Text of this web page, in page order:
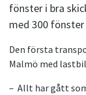
fönster i bra
med 300
Den första
Malmö med
– Allt har gått